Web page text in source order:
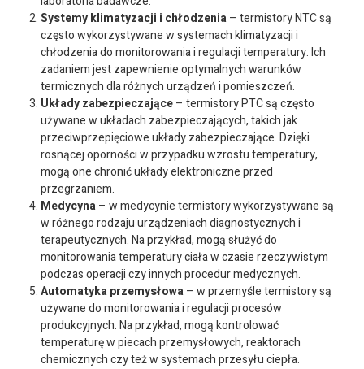
Systemy klimatyzacji i chłodzenia– termistory NTC są
często wykorzystywane w systemach klimatyzacji i
chłodzenia do monitorowania i regulacji temperatury. Ich
zadaniem jest zapewnienie optymalnych warunków
termicznych dla różnych urządzeń i pomieszczeń.
Układy zabezpieczające– termistory PTC są często
używane w układach zabezpieczających, takich jak
przeciwprzepięciowe układy zabezpieczające. Dzięki
rosnącej oporności w przypadku wzrostu temperatury,
mogą one chronić układy elektroniczne przed
przegrzaniem.
Medycyna– w medycynie termistory wykorzystywane są
w różnego rodzaju urządzeniach diagnostycznych i
terapeutycznych. Na przykład, mogą służyć do
monitorowania temperatury ciała w czasie rzeczywistym
podczas operacji czy innych procedur medycznych.
Automatyka przemysłowa– w przemyśle termistory są
używane do monitorowania i regulacji procesów
produkcyjnych. Na przykład, mogą kontrolować
temperaturę w piecach przemysłowych, reaktorach
chemicznych czy też w systemach przesyłu ciepła.